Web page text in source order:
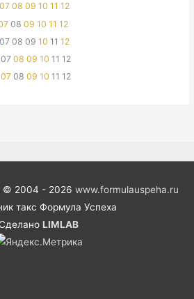
07 08 09 10 11 12
08 09 10 11 12
07 08 09 10 11 12
07 08 09 10 11 12
07 08 09 10 11 12
© 2004 - 2026 www.formulauspeha.ru
такс Формула Успеха
Сделано LIMLAB